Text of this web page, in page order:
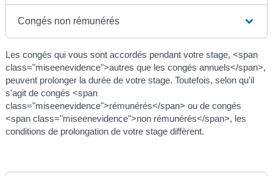
Congés non rémunérés
Les congés qui vous sont accordés pendant votre stage, <span
class="miseenevidence">autres que les congés annuels</span>,
peuvent prolonger la durée de votre stage. Toutefois, selon qu'il
s'agit de congés <span
class="miseenevidence">rémunérés</span> ou de congés
<span class="miseenevidence">non rémunérés</span>, les
conditions de prolongation de votre stage diffèrent.